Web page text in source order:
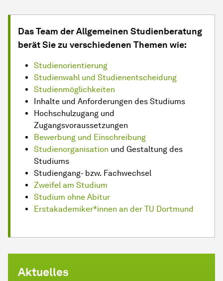
Das Team der Allgemeinen Studienberatung
berät Sie zu verschiedenen Themen wie:
Studienorientierung
Studienwahl und Studienentscheidung
Studienmöglichkeiten
Inhalte und Anforderungen des Studiums
Hochschulzugang und
Zugangsvoraussetzungen
Bewerbung und Einschreibung
Studienorganisation und Gestaltung des
Studiums
Studiengang- bzw. Fachwechsel
Zweifel am Studium
Studium ohne Abitur
Erstakademiker*innen an der TU Dortmund
Aktuelles